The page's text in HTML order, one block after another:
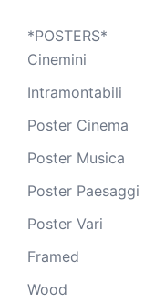
*POSTERS*
Cinemini
Intramontabili
Poster Cinema
Poster Musica
Poster Paesaggi
Poster Vari
Framed
Wood